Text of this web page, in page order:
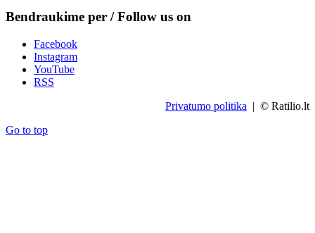
Bendraukime per / Follow us on
Facebook
Instagram
YouTube
RSS
Privatumo politika | © Ratilio.lt
Go to top